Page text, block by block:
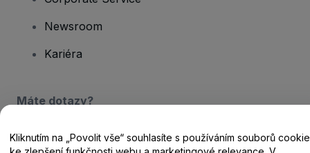
Newsroom
Kariéra
Máte dotazy?
Centrum nápovědy / Kontakt
Kliknutím na „Povolit vše“ souhlasíte s používáním souborů cookie